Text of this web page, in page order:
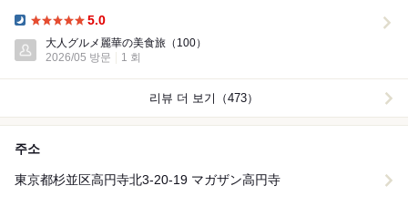
5.0
大人グルメ麗華の美食旅 （100）
2026/05 방문
1 회
리뷰 더 보기（473）
주소
東京都杉並区高円寺北3-20-19 マガザン高円寺